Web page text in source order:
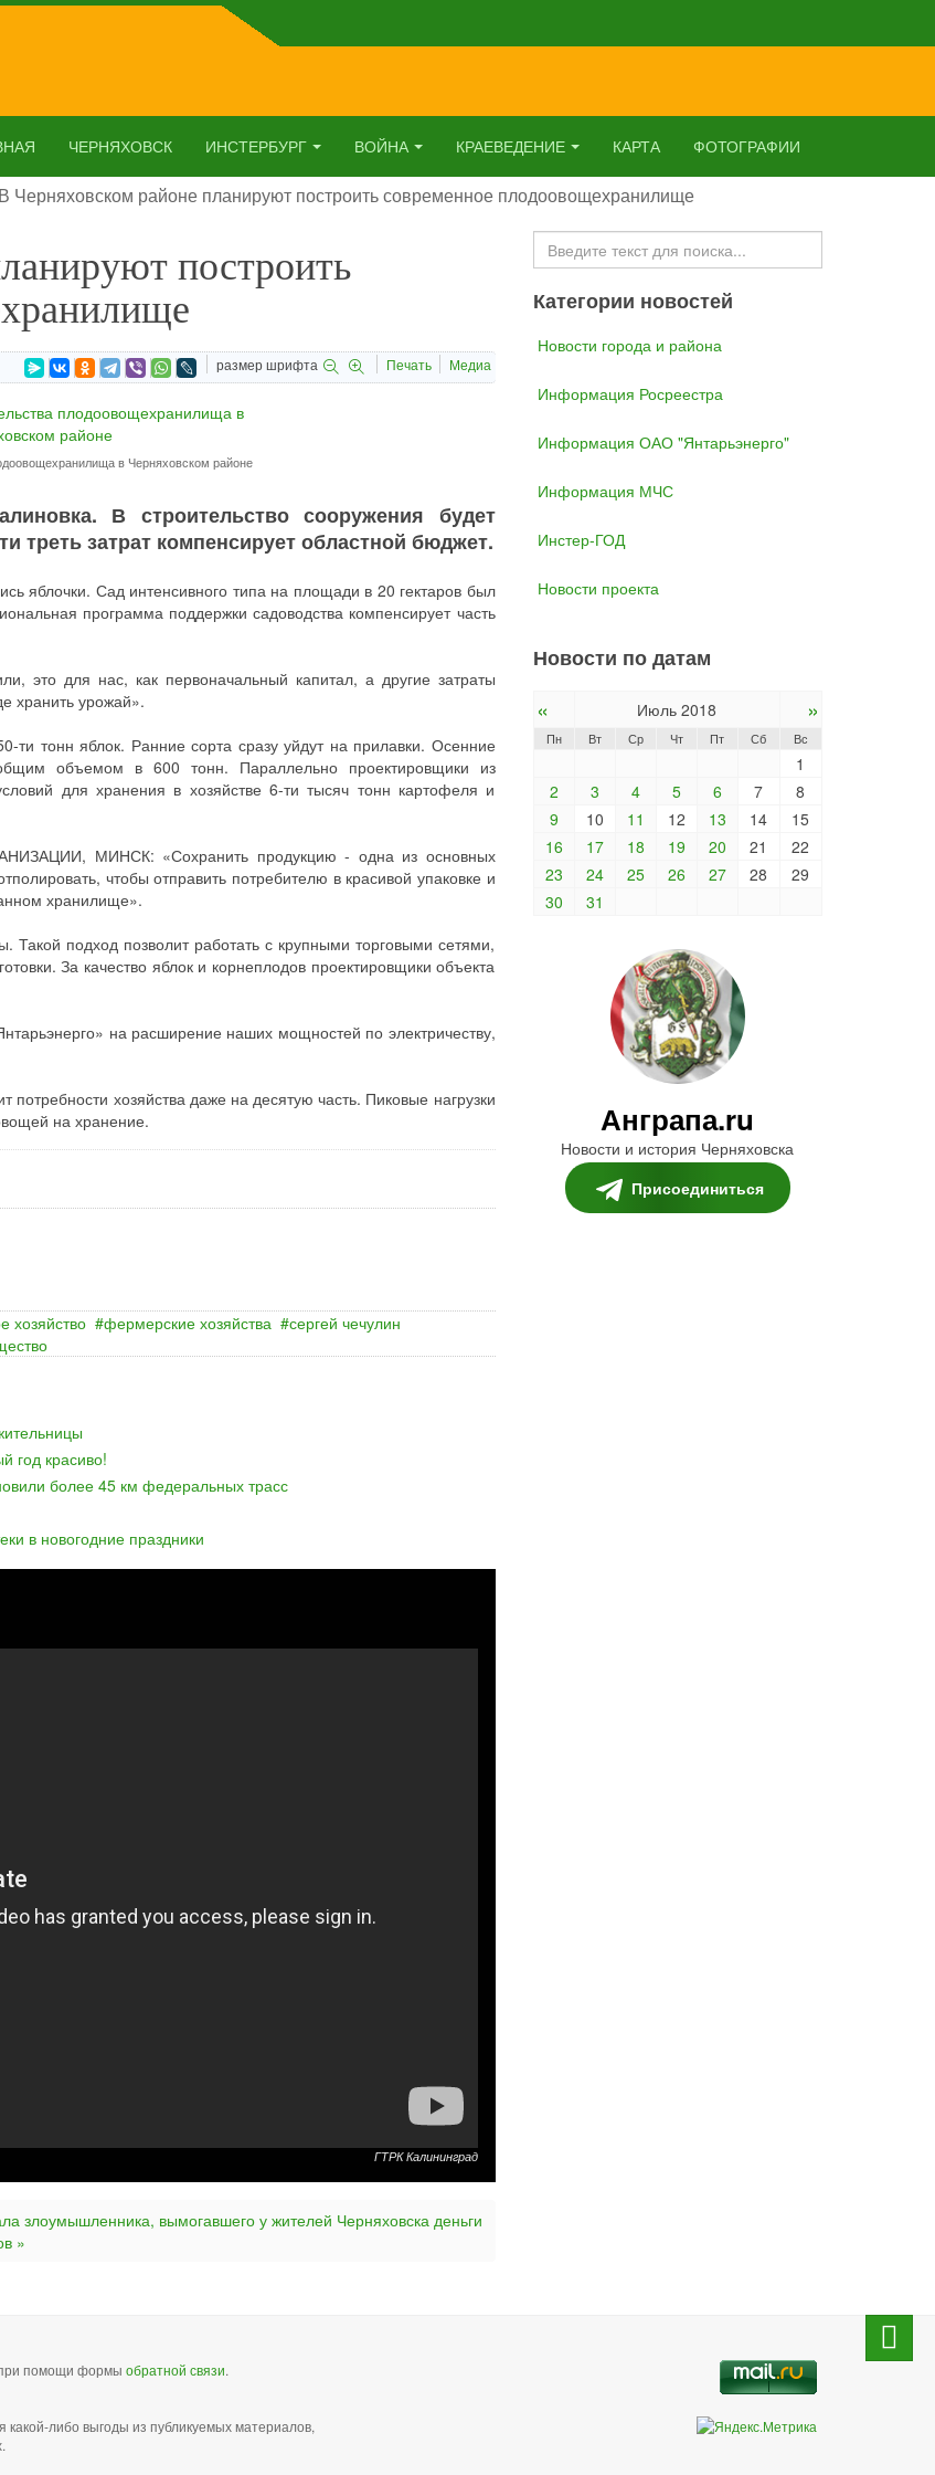
ЧЕРНЯХОВСК ИНСТЕРБУРГ ВОЙНА КРАЕВЕДЕНИЕ КАРТА ФОТОГРАФИИ
В Черняховском районе планируют построить современное плодоовощехранилище
построить
размер шрифта Печать Медиа
в Черняховском районе
В строительство сооружения будет
треть затрат компенсирует областной бюджет.
яблочки. Сад интенсивного типа на площади в 20 гектаров был
программа поддержки садоводства компенсирует часть
для нас, как первоначальный капитал, а другие затраты
хранить урожай».
тонн яблок. Ранние сорта сразу уйдут на прилавки. Осенние
объемом в 600 тонн. Параллельно проектировщики из
для хранения в хозяйстве 6-ти тысяч тонн картофеля и
МИНСК: «Сохранить продукцию - одна из основных
чтобы отправить потребителю в красивой упаковке и
хранилище».
подход позволит работать с крупными торговыми сетями,
За качество яблок и корнеплодов проектировщики объекта
на расширение наших мощностей по электричеству,
хозяйства даже на десятую часть. Пиковые нагрузки
на хранение.
хозяйство фермерские хозяйства
сергей чечулин
год красиво!
более 45 км федеральных трасс
в новогодние праздники
ГТРК Калининград
злоумышленника, вымогавшего у жителей Черняховска деньги
»
Искать...
Категории новостей
Новости города и района
Информация Росреестра
Информация ОАО "Янтарьэнерго"
Информация МЧС
Инстер-ГОД
Новости проекта
Новости по датам
« Июль 2018 »
Пн Вт Ср Чт Пт Сб Вс
1
2
3 4 5 6 7
8
9
10 11 12 13 14
15
16
17 18 19 20 21
22
23
24 25 26 27 28
29
30
31
Анграпа.ru
Новости и история Черняховска
Присоединиться
при помощи формы обратной связи.
либо выгоды из публикуемых материалов,